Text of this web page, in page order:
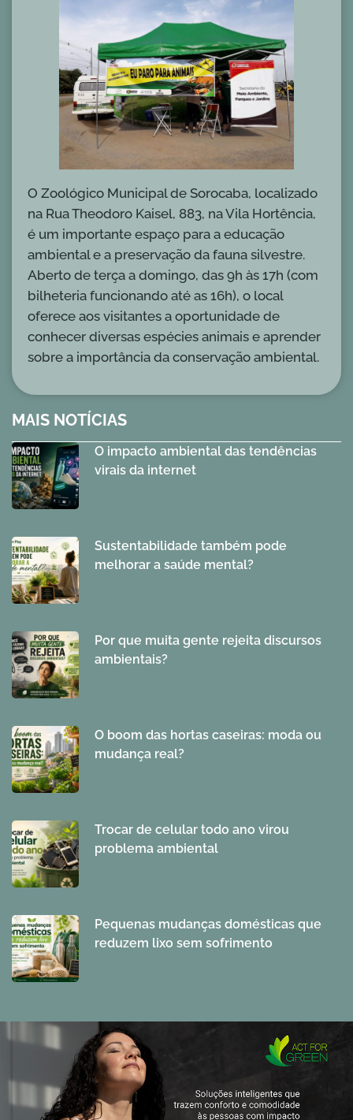
MAIS NOTÍCIAS
O impacto ambiental das tendências
virais da internet
Sustentabilidade também pode
melhorar a saúde mental?
Por que muita gente rejeita discursos
ambientais?
O boom das hortas caseiras: moda ou
mudança real?
Trocar de celular todo ano virou
problema ambiental
Pequenas mudanças domésticas que
reduzem lixo sem sofrimento
O Zoológico Municipal de Sorocaba, localizado
na Rua Theodoro Kaisel, 883, na Vila Hortência,
é um importante espaço para a educação
ambiental e a preservação da fauna silvestre.
Aberto de terça a domingo, das 9h às 17h (com
bilheteria funcionando até as 16h), o local
oferece aos visitantes a oportunidade de
conhecer diversas espécies animais e aprender
sobre a importância da conservação ambiental.